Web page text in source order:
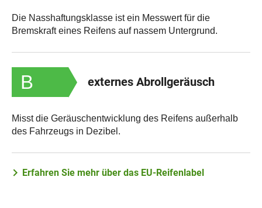
Die Nasshaftungsklasse ist ein Messwert für die
Bremskraft eines Reifens auf nassem Untergrund.
B externes Abrollgeräusch
Misst die Geräuschentwicklung des Reifens außerhalb
des Fahrzeugs in Dezibel.
Erfahren Sie mehr über das EU-Reifenlabel